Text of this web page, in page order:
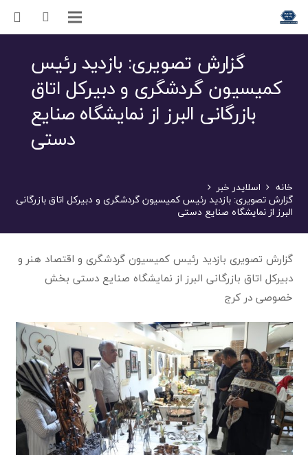
گزارش تصویری: بازدید رئیس
کمیسیون گردشگری و دبیرکل اتاق
بازرگانی البرز از نمایشگاه صنایع
دستی
خانه اسلایدر خبر
گزارش تصویری: بازدید رئیس کمیسیون گردشگری و دبیرکل اتاق بازرگانی
البرز از نمایشگاه صنایع دستی
گزارش تصویری بازدید رئیس کمیسیون گردشگری و اقتصاد هنر و
دبیرکل اتاق بازرگانی البرز از نمایشگاه صنایع دستی بخش
خصوصی در کرج